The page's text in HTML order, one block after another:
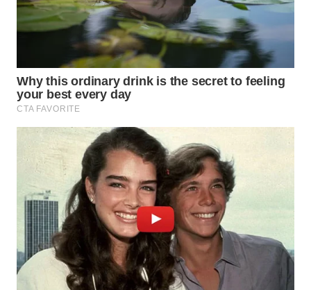
WN
INDRAMAYU
KUNINGAN
WN
MAJALENGKA
WN
WN
SUKABUMI
WN
PURWAKARTA